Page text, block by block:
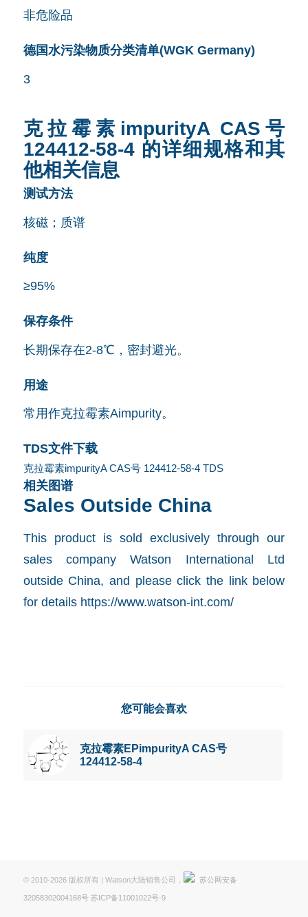
非危险品
德国水污染物质分类清单(WGK Germany)
3
克拉霉素impurityA CAS号
124412-58-4 的详细规格和其
他相关信息
测试方法
核磁；质谱
纯度
≥95%
保存条件
长期保存在2-8℃，密封避光。
用途
常用作克拉霉素Aimpurity。
TDS文件下载
克拉霉素impurityA CAS号 124412-58-4 TDS
相关图谱
Sales Outside China
This product is sold exclusively through our
sales company Watson International Ltd
outside China, and please click the link below
for details https://www.watson-int.com/
您可能会喜欢
克拉霉素EPimpurityA CAS号
124412-58-4
© 2010-2026 版权所有 | Watson大陆销售公司， 苏公网安备
32058302004168号 苏ICP备11001022号-9